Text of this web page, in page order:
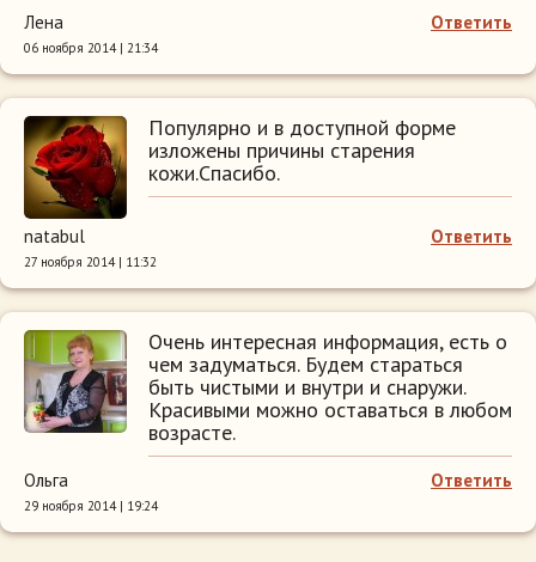
Ответить
Лена
06 ноября 2014 | 21:34
Популярно и в доступной форме
изложены причины старения
кожи.Спасибо.
Ответить
natabul
27 ноября 2014 | 11:32
Очень интересная информация, есть о
чем задуматься. Будем стараться
быть чистыми и внутри и снаружи.
Красивыми можно оставаться в любом
возрасте.
Ответить
Ольга
29 ноября 2014 | 19:24